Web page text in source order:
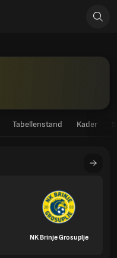
Tabellenstand Kader
NK Brinje Grosuplje